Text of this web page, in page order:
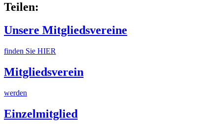
Teilen:
Unsere Mitgliedsvereine
finden Sie HIER
Mitgliedsverein
werden
Einzelmitglied